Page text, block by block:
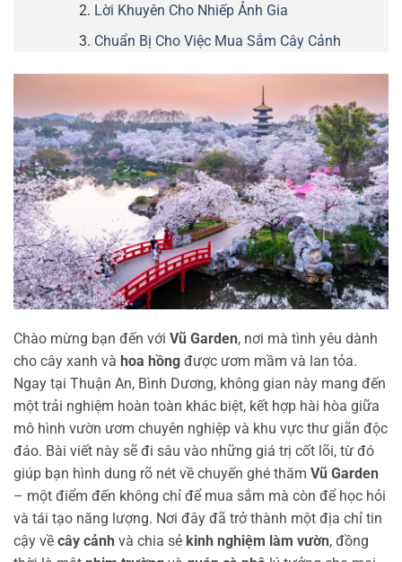
Lời Khuyên Cho Nhiếp Ảnh Gia
Chuẩn Bị Cho Việc Mua Sắm Cây Cảnh
Chào mừng bạn đến với Vũ Garden, nơi mà tình yêu dành
cho cây xanh và hoa hồng được ươm mầm và lan tỏa.
Ngay tại Thuận An, Bình Dương, không gian này mang đến
một trải nghiệm hoàn toàn khác biệt, kết hợp hài hòa giữa
mô hình vườn ươm chuyên nghiệp và khu vực thư giãn độc
đáo. Bài viết này sẽ đi sâu vào những giá trị cốt lõi, từ đó
giúp bạn hình dung rõ nét về chuyến ghé thăm Vũ Garden
– một điểm đến không chỉ để mua sắm mà còn để học hỏi
và tái tạo năng lượng. Nơi đây đã trở thành một địa chỉ tin
cậy về cây cảnh và chia sẻ kinh nghiệm làm vườn, đồng